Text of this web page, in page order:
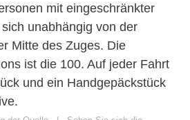
mit eingeschränkter
unabhängig von der
Mitte des Zuges. Die
ist die 100. Auf jeder Fahrt
und ein Handgepäckstück